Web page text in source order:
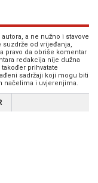
a ne nužno i stavove
od vrijeđanja,
pravo da obriše komentar
redakcija nije dužna
prihvatate
sadržaji koji mogu biti
načelima i uvjerenjima.